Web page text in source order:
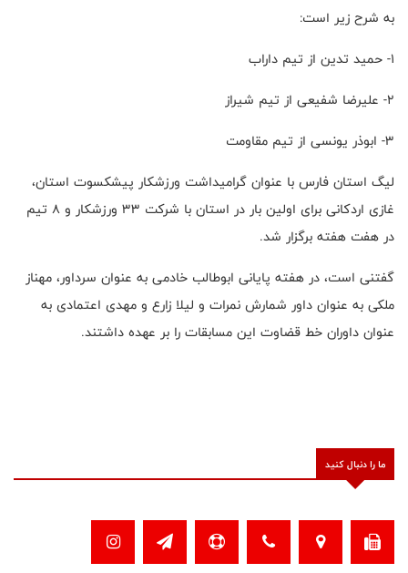
به شرح زیر است:
1- حمید تدین از تیم داراب
2- علیرضا شفیعی از تیم شیراز
3- ابوذر یونسی از تیم مقاومت
لیگ استان فارس با عنوان گرامیداشت ورزشکار پیشکسوت استان،
غازی اردکانی برای اولین بار در استان با شرکت ۳۳ ورزشکار و ۸ تیم
در هفت هفته برگزار شد.
گفتنی است، در هفته پایانی ابوطالب خادمی به عنوان سرداور، مهناز
ملکی به عنوان داور شمارش نمرات و لیلا زارع و مهدی اعتمادی به
عنوان داوران خط قضاوت این مسابقات را بر عهده داشتند.
ما را دنبال کنید